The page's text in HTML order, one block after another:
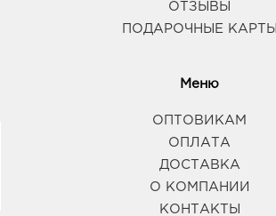
ОТЗЫВЫ
ПОДАРОЧНЫЕ КАРТЫ
Меню
ОПТОВИКАМ
ОПЛАТА
ДОСТАВКА
О КОМПАНИИ
КОНТАКТЫ